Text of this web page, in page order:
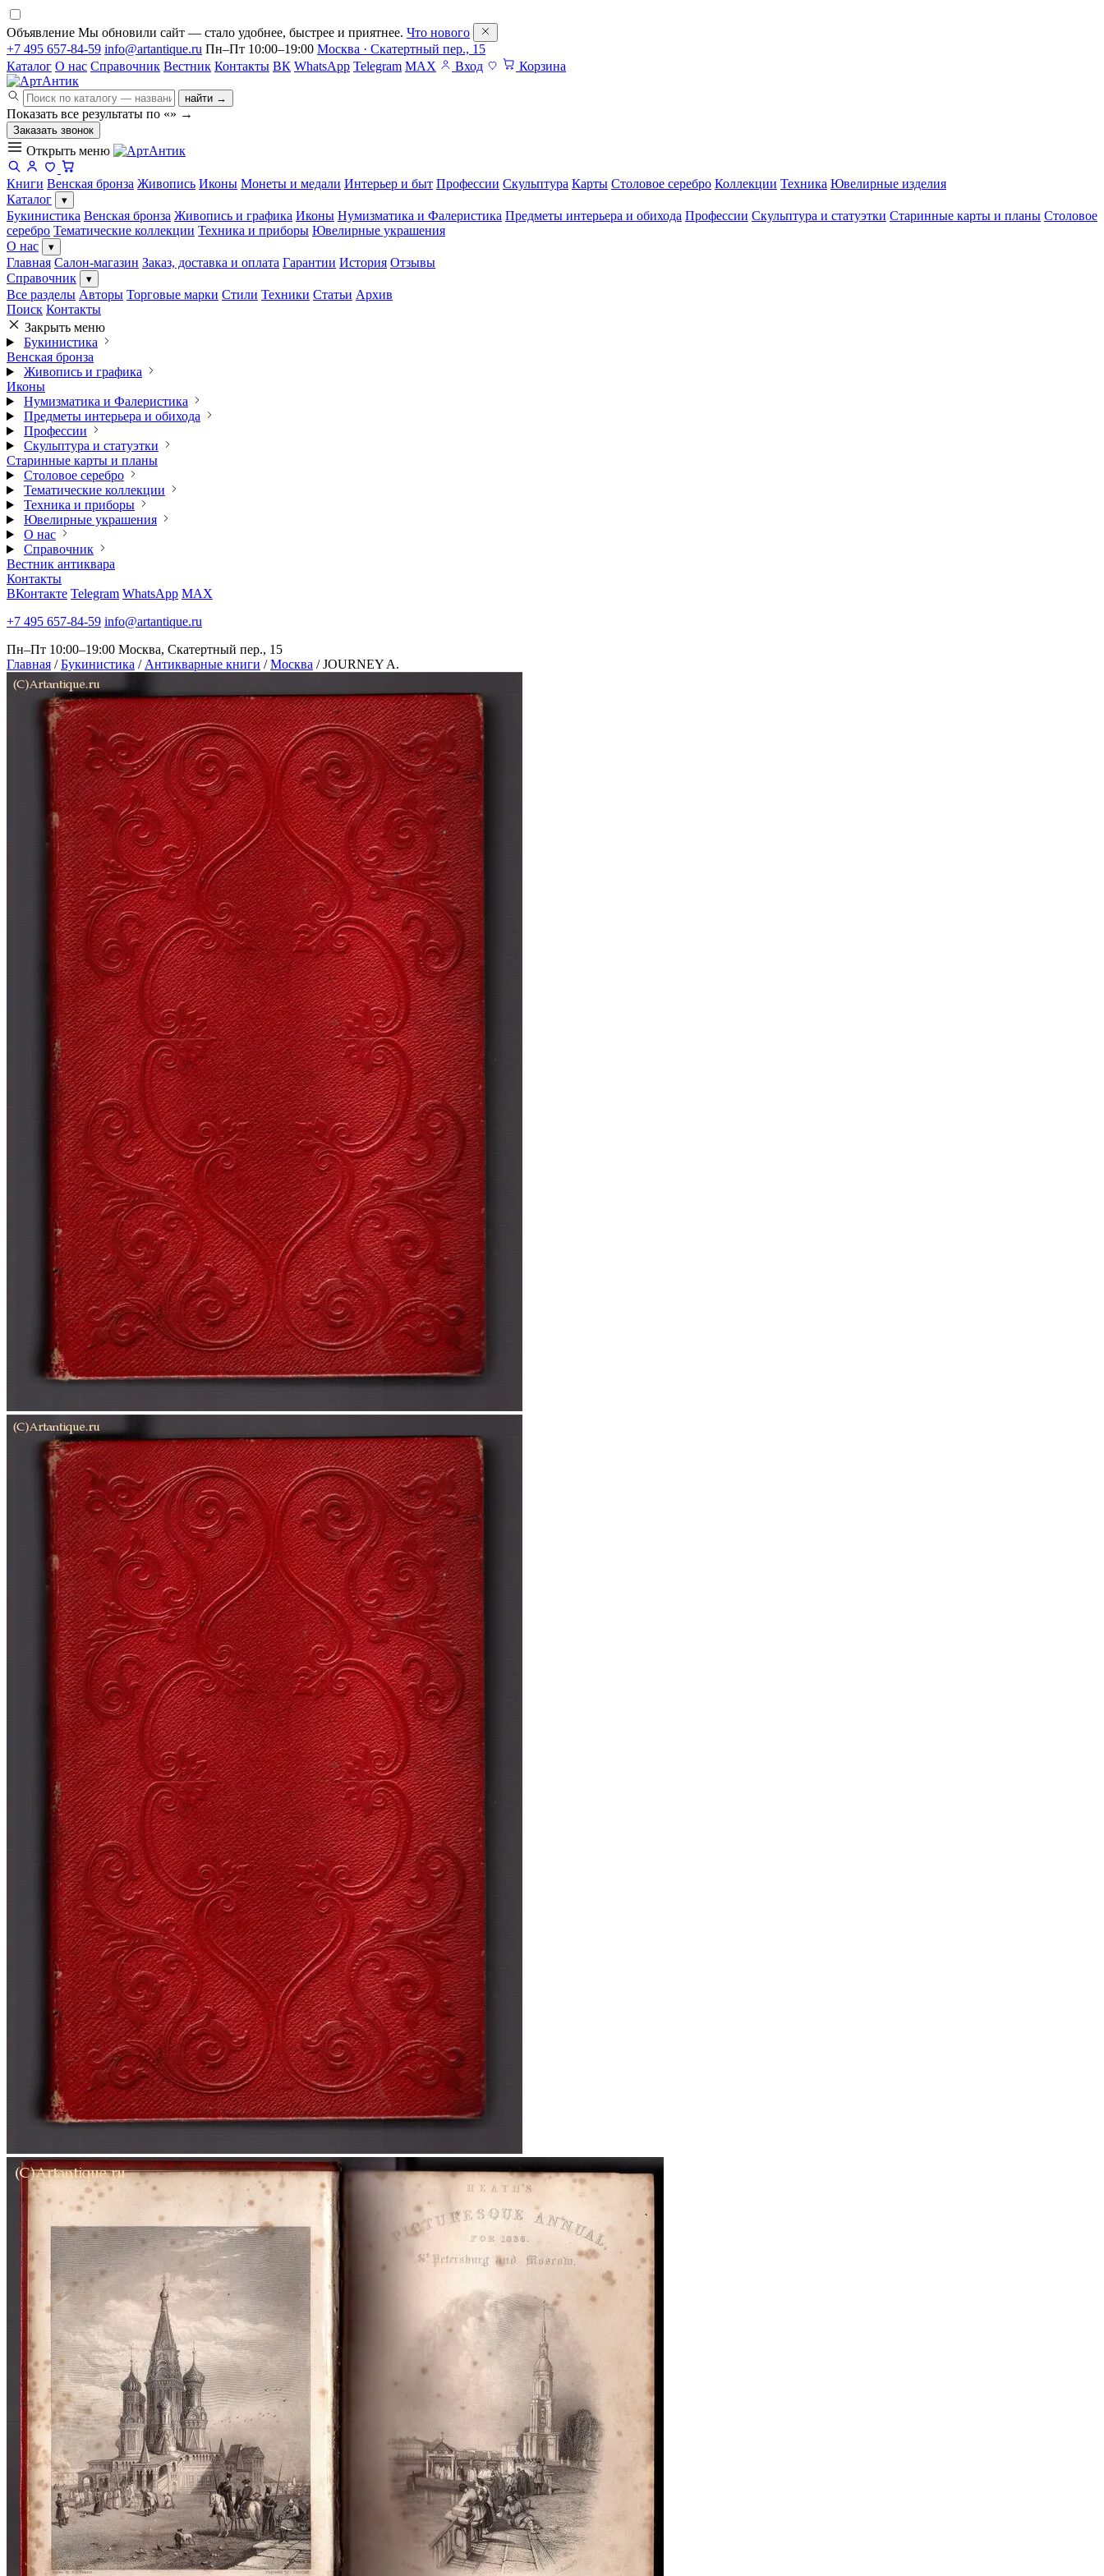
Объявление Мы обновили сайт — стало удобнее, быстрее и приятнее. Что нового
+7 495 657-84-59 info@artantique.ru Пн–Пт 10:00–19:00 Москва · Скатертный пер., 15
Каталог О нас Справочник Вестник Контакты ВК WhatsApp Telegram MAX Вход Корзина
найти →
Показать все результаты по «» →
Заказать звонок
Открыть меню
Книги Венская бронза Живопись Иконы Монеты и медали Интерьер и быт Профессии Скульптура Карты Столовое серебро Коллекции Техника Ювелирные изделия
Каталог
▾
Букинистика Венская бронза Живопись и графика Иконы Нумизматика и Фалеристика Предметы интерьера и обихода Профессии Скульптура и статуэтки Старинные карты и планы Столовое
серебро Тематические коллекции Техника и приборы Ювелирные украшения
О нас
▾
Главная Салон-магазин Заказ, доставка и оплата Гарантии История Отзывы
Справочник
▾
Все разделы Авторы Торговые марки Стили Техники Статьи Архив
Поиск Контакты
Закрыть меню
Букинистика
Венская бронза
Живопись и графика
Иконы
Нумизматика и Фалеристика
Предметы интерьера и обихода
Профессии
Скульптура и статуэтки
Старинные карты и планы
Столовое серебро
Тематические коллекции
Техника и приборы
Ювелирные украшения
О нас
Справочник
Вестник антиквара
Контакты
ВКонтакте Telegram WhatsApp MAX
+7 495 657-84-59 info@artantique.ru
Пн–Пт 10:00–19:00 Москва, Скатертный пер., 15
Главная / Букинистика / Антикварные книги / Москва / JОURNEY A.